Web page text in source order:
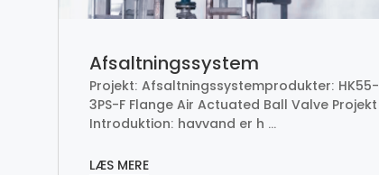
Afsaltningssystem
Projekt: Afsaltningssystemprodukter: HK55-
3PS-F Flange Air Actuated Ball Valve Projekt
Introduktion: havvand er h ...
LÆS MERE